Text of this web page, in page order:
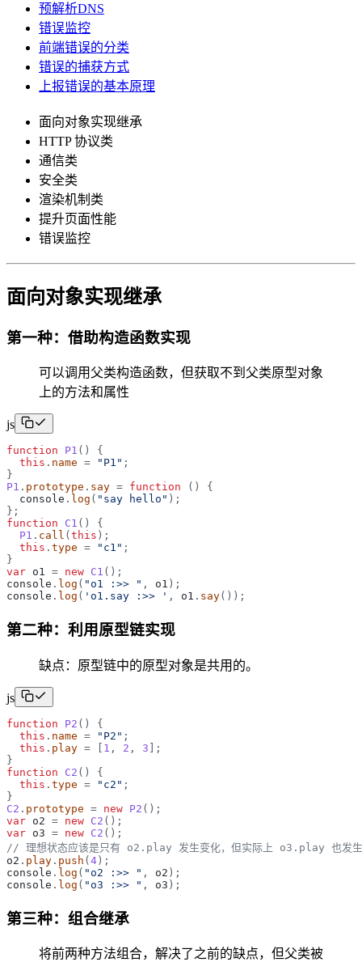
预解析DNS
错误监控
前端错误的分类
错误的捕获方式
上报错误的基本原理
面向对象实现继承
HTTP 协议类
通信类
安全类
渲染机制类
提升页面性能
错误监控
面向对象实现继承
第一种：借助构造函数实现
可以调用父类构造函数，但获取不到父类原型对象
上的方法和属性
js
function P1 ( )
{
this . name = " P1 " ;
}
P1 . prototype . say = function ( )
{
console . log ( " say hello " ) ;
} ;
function
C1 ( )
{
P1 . call ( this ) ;
this . type = " c1 " ;
}
var o1 = new C1 ( ) ;
console . log ( "o1 :>> " , o1 ) ;
console . log ( ' o1.say :>> ' , o1 . say( ) ) ;
第二种：利用原型链实现
缺点：原型链中的原型对象是共用的。
js
function P2 ( )
{
this . name = " P2 " ;
this . play = 1 , 2 , 3
;
}
function
C2 ( )
{
this . type = " c2 " ;
}
C2 . prototype = new P2 ( ) ;
var o2 = new C2 ( ) ;
var o3 = new C2 ( ) ;
// 理想状态应该是只有 o2.play 发生变化，但实际上 o3.play 也发生
o2 . play . push ( 4 ) ;
console . log ( "o2 :>> " , o2 ) ;
console . log ( "o3 :>> " , o3 ) ;
第三种：组合继承
将前两种方法组合，解决了之前的缺点，但父类被